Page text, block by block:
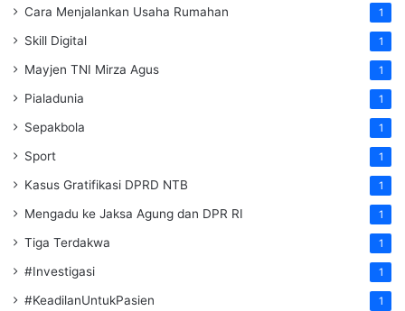
Cara Menjalankan Usaha Rumahan 1
Skill Digital 1
Mayjen TNI Mirza Agus 1
Pialadunia 1
Sepakbola 1
Sport 1
Kasus Gratifikasi DPRD NTB 1
Mengadu ke Jaksa Agung dan DPR RI 1
Tiga Terdakwa 1
#Investigasi 1
#KeadilanUntukPasien 1